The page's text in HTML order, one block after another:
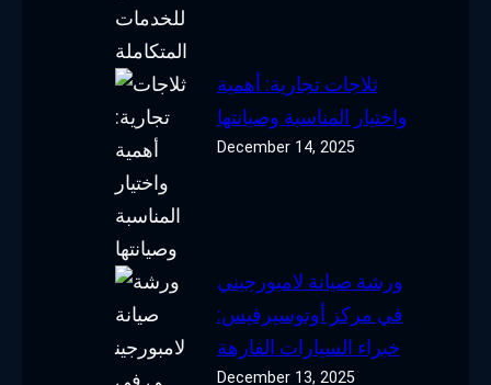
ثلاجات تجارية: أهمية
واختيار المناسبة وصيانتها
December 14, 2025
ورشة صيانة لامبورجيني
في مركز أوتوسيرفيس:
خبراء السيارات الفارهة
December 13, 2025